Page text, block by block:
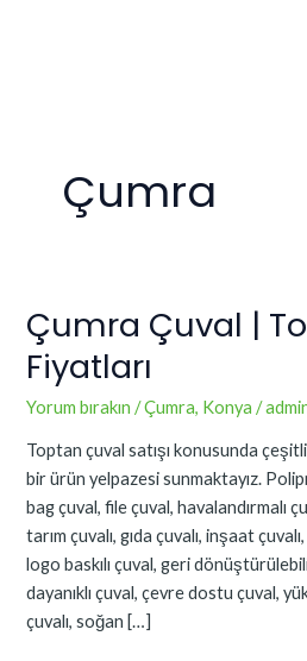
Çumra
Çumra Çuval |
Fiyatları
Yorum bırakın /Çumra, Konya /
Toptan çuval satışı konusunda
bir ürün yelpazesi sunmaktayız.
bag çuval, file çuval, havalandırmalı
tarım çuvalı, gıda çuvalı, inşaat
logo baskılı çuval, geri
dayanıklı çuval, çevre dostu çuval,
çuvalı, soğan […]
Çumra
Çuval
|
Toptan
Fiyatları